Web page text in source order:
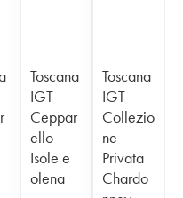
Toscana
IGT
Ceppar
ello
Isole e
olena
Toscana
IGT
Collezio
ne
Privata
Chardo